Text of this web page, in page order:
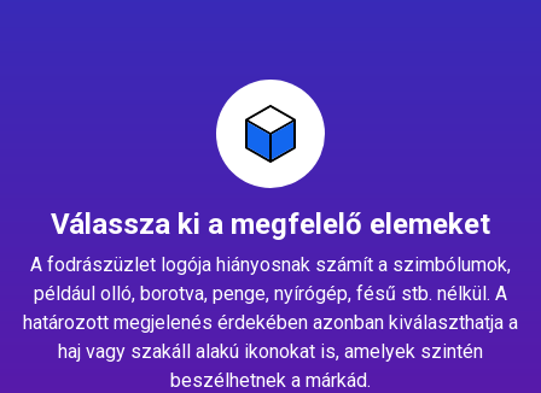
Válassza ki a megfelelő elemeket
A fodrászüzlet logója hiányosnak számít a szimbólumok,
például olló, borotva, penge, nyírógép, fésű stb. nélkül. A
határozott megjelenés érdekében azonban kiválaszthatja a
haj vagy szakáll alakú ikonokat is, amelyek szintén
beszélhetnek a márkád.